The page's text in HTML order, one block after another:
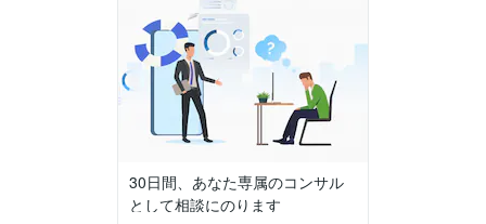
30日間、あなた専属のコンサル
として相談にのります